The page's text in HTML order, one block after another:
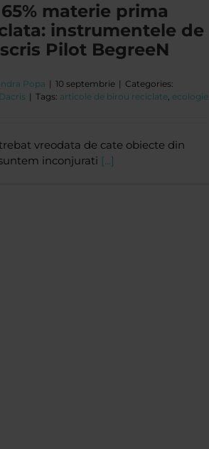
65% materie prima
instrumentele de
scris Pilot BegreeN
Popa | 10 septembrie | Categories:
| Tags: articole de birou reciclate, ecologie
vreodata de cate obiecte din
inconjurati [...]